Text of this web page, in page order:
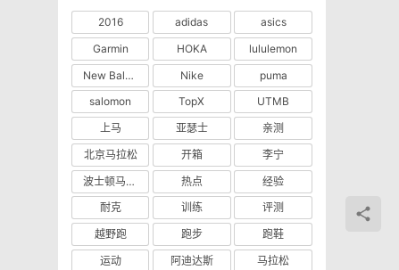
2016 adidas
asics
Garmin
HOKA
lululemon
New Balance
Nike
puma
salomon
TopX
UTMB
上马
亚瑟士
亲测
北京马拉松
开箱
李宁
波士顿马拉松
热点
经验
耐克
训练
评测
越野跑
跑步
跑鞋
运动
阿迪达斯 马拉松